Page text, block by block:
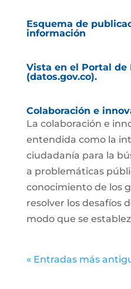
Esquema de
información
Vista en el Portal de
(datos.gov.co).
Colaboración e
La colaboración e
entendida como la
ciudadanía para la
a problemáticas
conocimiento de los
resolver los desafíos
modo que se
« Entradas más